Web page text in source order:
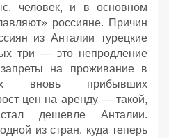
человек, и в основном
россияне. Причин
из Анталии турецкие
три — это непродление
на проживание в
вновь прибывших
цен на аренду — такой,
дешевле Анталии.
из стран, куда теперь